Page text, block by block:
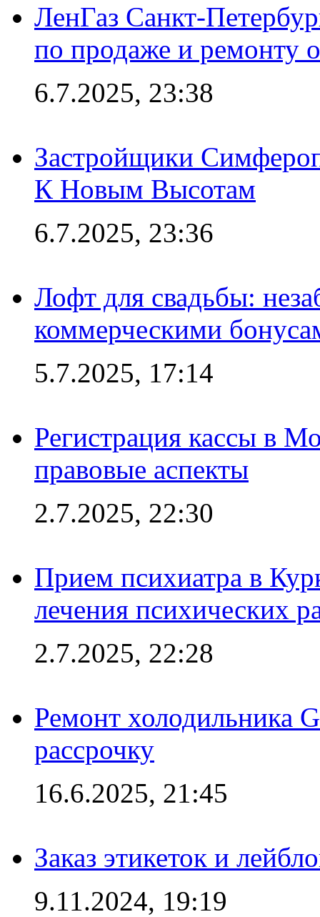
ЛенГаз Санкт-
по продаже и ремонту
6.7.2025, 23:38
Застройщики
К Новым Высотам
6.7.2025, 23:36
Лофт для свадьбы:
коммерческими
5.7.2025, 17:14
Регистрация кассы в
правовые аспекты
2.7.2025, 22:30
Прием психиатра в
лечения психических
2.7.2025, 22:28
Ремонт холодильника
рассрочку
16.6.2025, 21:45
Заказ этикеток и
9.11.2024, 19:19